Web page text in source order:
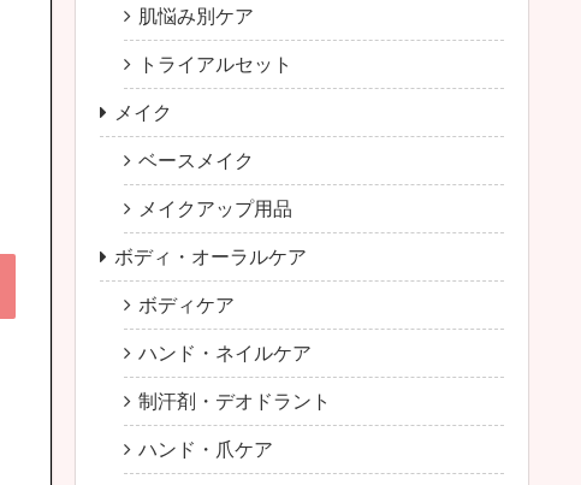
肌悩み別ケア
トライアルセット
メイク
ベースメイク
メイクアップ用品
ボディ・オーラルケア
ボディケア
ハンド・ネイルケア
制汗剤・デオドラント
ハンド・爪ケア